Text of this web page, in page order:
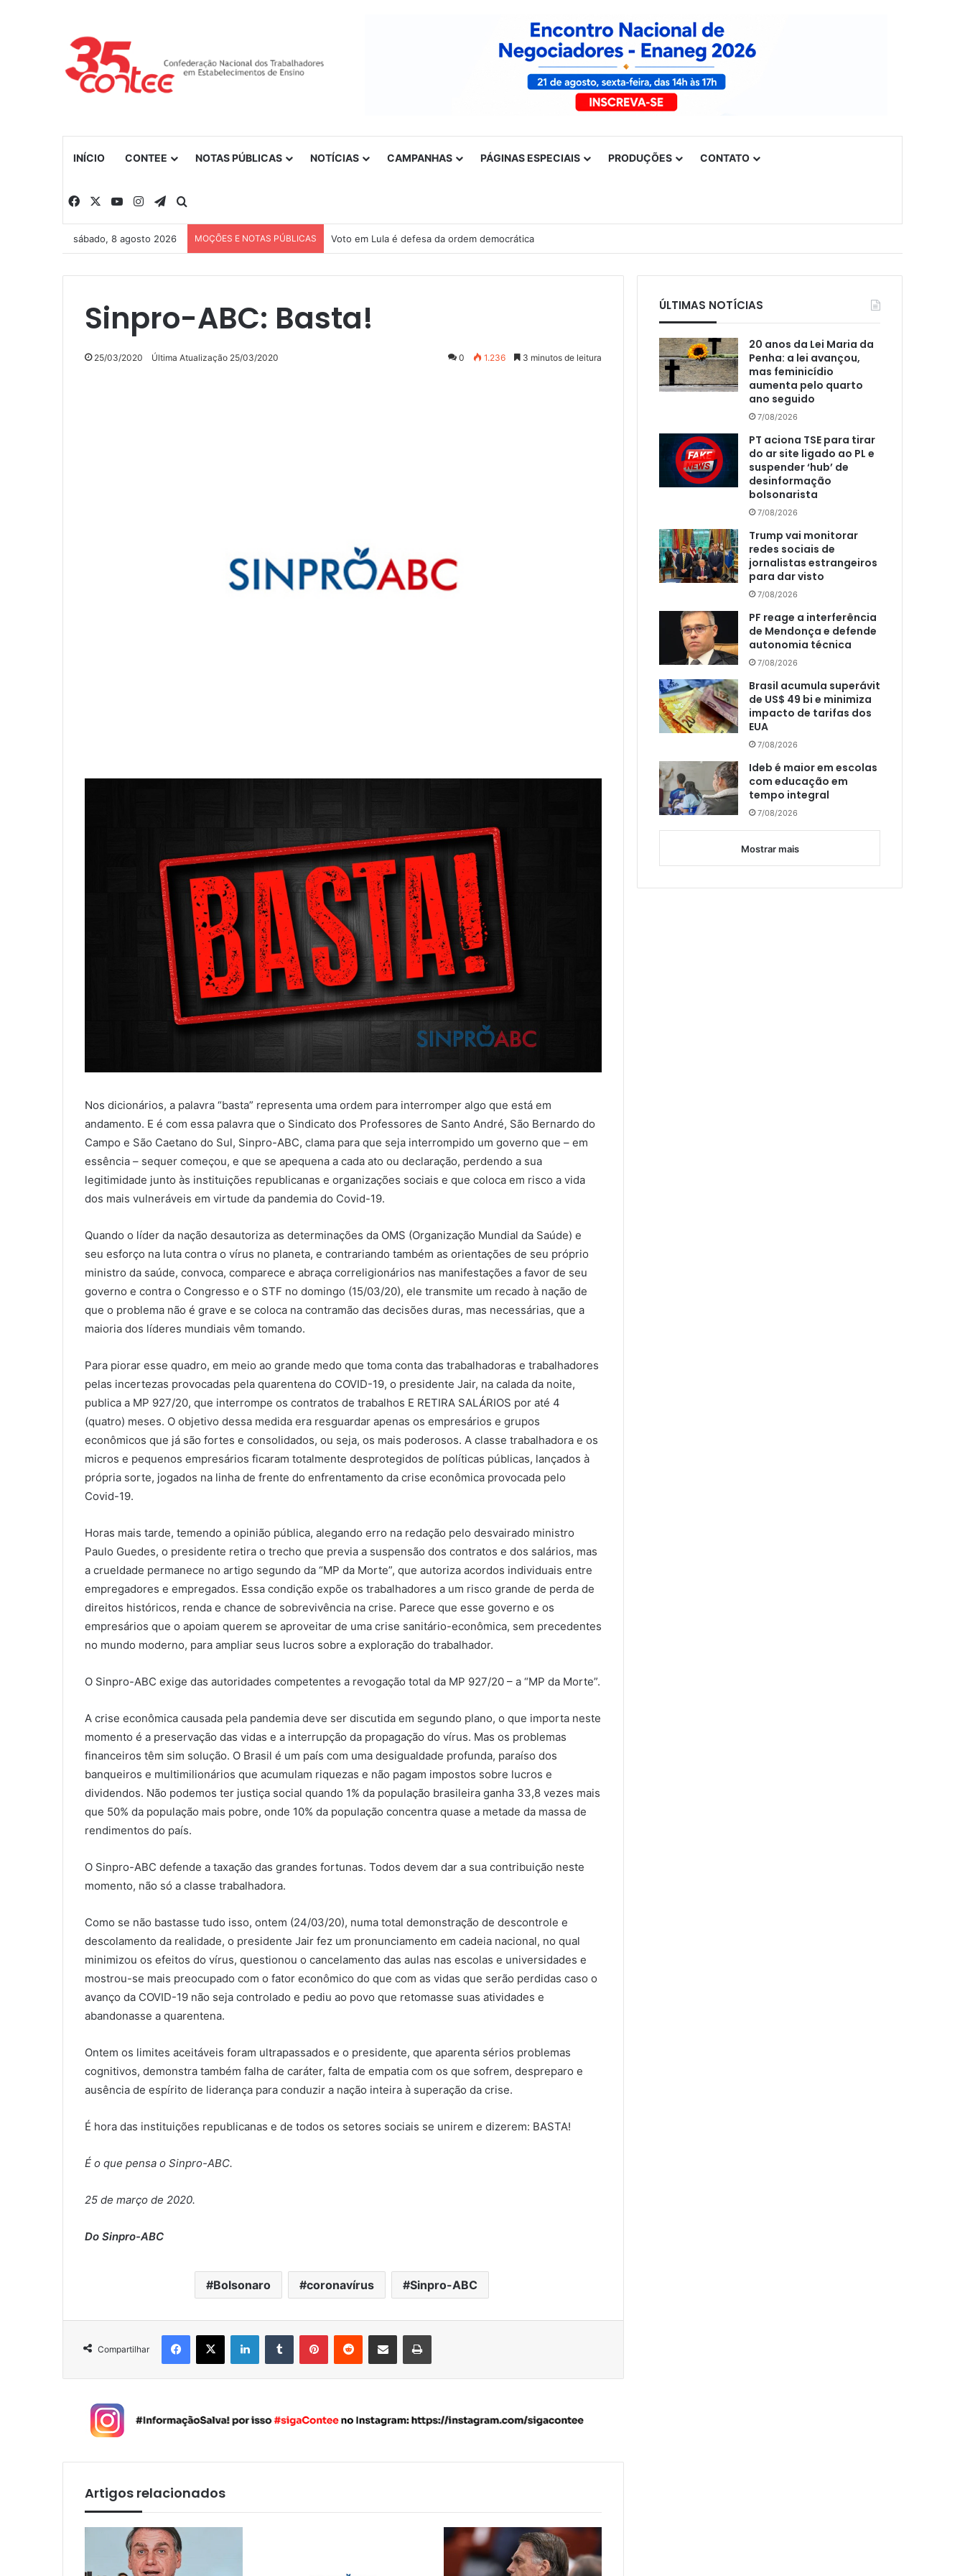
INÍCIO CONTEE NOTAS PÚBLICAS NOTÍCIAS CAMPANHAS PÁGINAS ESPECIAIS PRODUÇÕES CONTATO
Facebook YouTubeInstagramTelegram
sábado, 8 agosto 2026 MOÇÕES E NOTAS PÚBLICAS Nota de solidariedade ao povo venezuelano
Sinpro-ABC: Basta!
25/03/2020 Última Atualização 25/03/2020 0 1.236 3 minutos de leitura
Nos dicionários, a palavra “basta” representa uma ordem para interromper algo que está em
andamento. E é com essa palavra que o Sindicato dos Professores de Santo André, São Bernardo do
Campo e São Caetano do Sul, Sinpro-ABC, clama para que seja interrompido um governo que – em
essência – sequer começou, e que se apequena a cada ato ou declaração, perdendo a sua
legitimidade junto às instituições republicanas e organizações sociais e que coloca em risco a vida
dos mais vulneráveis em virtude da pandemia do Covid-19.
Quando o líder da nação desautoriza as determinações da OMS (Organização Mundial da Saúde) e
seu esforço na luta contra o vírus no planeta, e contrariando também as orientações de seu próprio
ministro da saúde, convoca, comparece e abraça correligionários nas manifestações a favor de seu
governo e contra o Congresso e o STF no domingo (15/03/20), ele transmite um recado à nação de
que o problema não é grave e se coloca na contramão das decisões duras, mas necessárias, que a
maioria dos líderes mundiais vêm tomando.
Para piorar esse quadro, em meio ao grande medo que toma conta das trabalhadoras e trabalhadores
pelas incertezas provocadas pela quarentena do COVID-19, o presidente Jair, na calada da noite,
publica a MP 927/20, que interrompe os contratos de trabalhos E RETIRA SALÁRIOS por até 4
(quatro) meses. O objetivo dessa medida era resguardar apenas os empresários e grupos
econômicos que já são fortes e consolidados, ou seja, os mais poderosos. A classe trabalhadora e os
micros e pequenos empresários ficaram totalmente desprotegidos de políticas públicas, lançados à
própria sorte, jogados na linha de frente do enfrentamento da crise econômica provocada pelo
Covid-19.
Horas mais tarde, temendo a opinião pública, alegando erro na redação pelo desvairado ministro
Paulo Guedes, o presidente retira o trecho que previa a suspensão dos contratos e dos salários, mas
a crueldade permanece no artigo segundo da “MP da Morte”, que autoriza acordos individuais entre
empregadores e empregados. Essa condição expõe os trabalhadores a um risco grande de perda de
direitos históricos, renda e chance de sobrevivência na crise. Parece que esse governo e os
empresários que o apoiam querem se aproveitar de uma crise sanitário-econômica, sem precedentes
no mundo moderno, para ampliar seus lucros sobre a exploração do trabalhador.
O Sinpro-ABC exige das autoridades competentes a revogação total da MP 927/20 – a “MP da Morte”.
A crise econômica causada pela pandemia deve ser discutida em segundo plano, o que importa neste
momento é a preservação das vidas e a interrupção da propagação do vírus. Mas os problemas
financeiros têm sim solução. O Brasil é um país com uma desigualdade profunda, paraíso dos
banqueiros e multimilionários que acumulam riquezas e não pagam impostos sobre lucros e
dividendos. Não podemos ter justiça social quando 1% da população brasileira ganha 33,8 vezes mais
que 50% da população mais pobre, onde 10% da população concentra quase a metade da massa de
rendimentos do país.
O Sinpro-ABC defende a taxação das grandes fortunas. Todos devem dar a sua contribuição neste
momento, não só a classe trabalhadora.
Como se não bastasse tudo isso, ontem (24/03/20), numa total demonstração de descontrole e
descolamento da realidade, o presidente Jair fez um pronunciamento em cadeia nacional, no qual
minimizou os efeitos do vírus, questionou o cancelamento das aulas nas escolas e universidades e
mostrou-se mais preocupado com o fator econômico do que com as vidas que serão perdidas caso o
avanço da COVID-19 não seja controlado e pediu ao povo que retomasse suas atividades e
abandonasse a quarentena.
Ontem os limites aceitáveis foram ultrapassados e o presidente, que aparenta sérios problemas
cognitivos, demonstra também falha de caráter, falta de empatia com os que sofrem, despreparo e
ausência de espírito de liderança para conduzir a nação inteira à superação da crise.
É hora das instituições republicanas e de todos os setores sociais se unirem e dizerem: BASTA!
É o que pensa o Sinpro-ABC.
25 de março de 2020.
Do Sinpro-ABC
Bolsonaro coronavírus Sinpro-ABC
Compartilhar
Artigos relacionados
ÚLTIMAS NOTÍCIAS
20 anos da Lei Maria da
Penha: a lei avançou,
mas feminicídio
aumenta pelo quarto
ano seguido
7/08/2026
PT aciona TSE para tirar
do ar site ligado ao PL e
suspender ‘hub’ de
desinformação
bolsonarista
7/08/2026
Trump vai monitorar
redes sociais de
jornalistas estrangeiros
para dar visto
7/08/2026
PF reage a interferência
de Mendonça e defende
autonomia técnica
7/08/2026
Brasil acumula superávit
de US$ 49 bi e minimiza
impacto de tarifas dos
EUA
7/08/2026
Ideb é maior em escolas
com educação em
tempo integral
7/08/2026
Mostrar mais